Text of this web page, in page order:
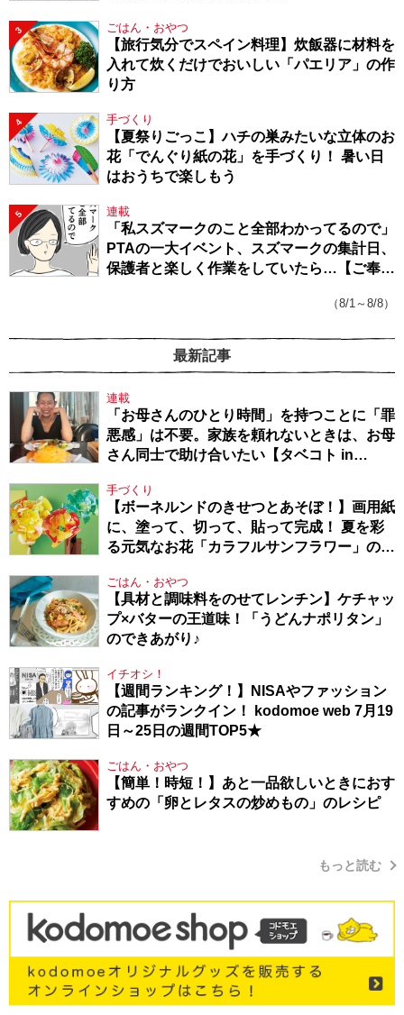
3 ごはん・おやつ
【旅行気分でスペイン料理】炊飯器に材料を
入れて炊くだけでおいしい「パエリア」の作
り方
4 手づくり
【夏祭りごっこ】ハチの巣みたいな立体のお
花「でんぐり紙の花」を手づくり！ 暑い日
はおうちで楽しもう
5 連載
「私スズマークのこと全部わかってるので」
PTAの一大イベント、スズマークの集計日、
保護者と楽しく作業をしていたら…【ご奉仕
（8/1～8/8）
最新記事
連載
「お母さんのひとり時間」を持つことに「罪
悪感」は不要。家族を頼れないときは、お母
さん同士で助け合いたい【タベコト in
手づくり
【ボーネルンドのきせつとあそぼ！】画用紙
に、塗って、切って、貼って完成！ 夏を彩
る元気なお花「カラフルサンフラワー」の作
ごはん・おやつ
【具材と調味料をのせてレンチン】ケチャッ
プ×バターの王道味！「うどんナポリタン」
のできあがり♪
イチオシ！
【週間ランキング！】NISAやファッション
の記事がランクイン！ kodomoe web 7月19
日～25日の週間TOP5★
ごはん・おやつ
【簡単！時短！】あと一品欲しいときにおす
すめの「卵とレタスの炒めもの」のレシピ
もっと読む